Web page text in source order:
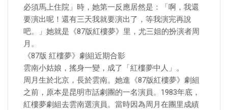
必須馬上住院」時，她第一反應居然是：「啊，我還
要演出呢！還有三天我就要演出了，等我演完再說
吧。」她就是《87版紅樓夢》里，尤三姐的扮演者周
月。
《87版 紅樓夢》劇組近期合影
​雲南小姑娘，搖身一變，成了「紅樓夢中人」。
周月生於北京，長於雲南。她進《87版紅樓夢》劇組
之前，原本是昆明市話劇團的一名演員。1983年底，
紅樓夢劇組去雲南選演員。當時因為周月在團里成績